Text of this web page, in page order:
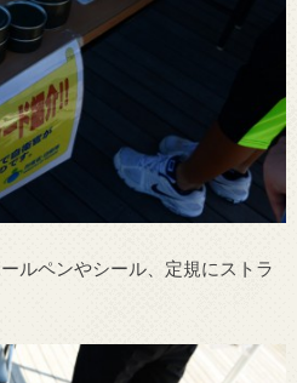
ルペンやシール、定規にストラ